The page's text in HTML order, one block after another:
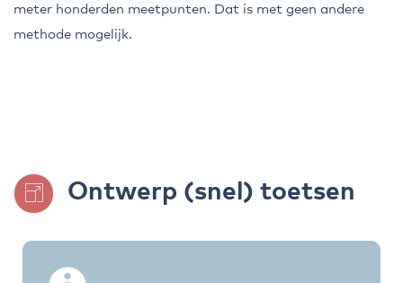
meter honderden meetpunten. Dat is met geen andere
methode mogelijk.
Ontwerp (snel) toetsen